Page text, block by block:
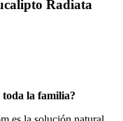
Radiata
la familia?